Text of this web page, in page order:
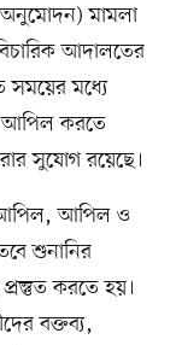
অনুমোদন) মামলা
আদালতের
সময়ের মধ্যে
আপিল করতে
সুযোগ রয়েছে।
আপিল, আপিল ও
শুনানির
প্রস্তুত করতে হয়।
বক্তব্য,